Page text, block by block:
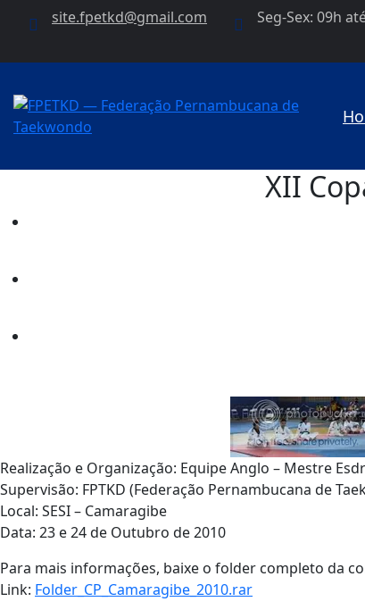
site.fpetkd@gmail.com Seg-Sex: 09h
XII
Realização e Organização: Equipe Anglo – Mestre
Supervisão: FPTKD (Federação Pernambucana de
Local: SESI – Camaragibe
Data: 23 e 24 de Outubro de 2010
Para mais informações, baixe o folder completo da
Link: Folder_CP_Camaragibe_2010.rar